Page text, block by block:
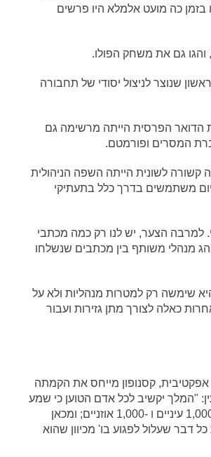
כה מועט אלמלא היו פרשים
והגו גם את משחק הפולו.
שנוצר לניצול יסודי של תחבורה
הדואר הפרסית הייתה מרשימה גם
המסרים ופורמטם.
לשונית הייתה השפה הניהולית
משתמשים בדרך כלל בתעתיקי
למרבה הצער, יש לנו רק כמה מכתבי
מנהלי משותף בין מכתבים שנשלחו
שימשה רק למטרות מנהליות ולא על
כאלה לצורך מתן גזירות ועבור
אפקטיבית, קסנופון מייחס את הקמתה
"המלך יקשיב לכל אדם הטוען כי שמע
או ראה כל דבר הזקוק לתשומת לב ", הוא כותב. "מכאן האמירה שלמלך יש 1,000 עיניים ו -1,000 אוזניים; ומכאן
שעלול לפגוע בו' מכיוון שהוא